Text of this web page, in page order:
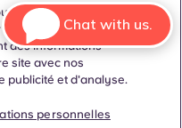
spécifique
destinés à s'appliquer à
améliorer votre
performances et le
des informations
site avec nos
publicité et d'analyse.
personnelles
Chat with us.